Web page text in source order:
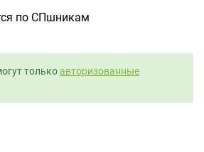
по СПшникам
толькоавторизованные